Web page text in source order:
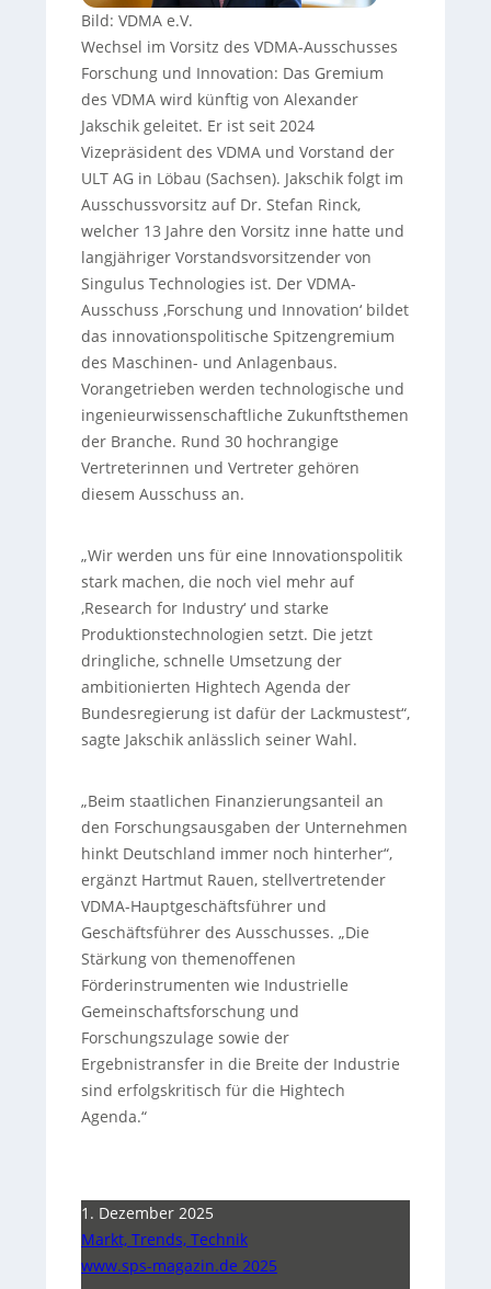
Bild: VDMA e.V.
Wechsel im Vorsitz des VDMA-Ausschusses
Forschung und Innovation: Das Gremium
des VDMA wird künftig von Alexander
Jakschik geleitet. Er ist seit 2024
Vizepräsident des VDMA und Vorstand der
ULT AG in Löbau (Sachsen). Jakschik folgt im
Ausschussvorsitz auf Dr. Stefan Rinck,
welcher 13 Jahre den Vorsitz inne hatte und
langjähriger Vorstandsvorsitzender von
Singulus Technologies ist. Der VDMA-
Ausschuss ‚Forschung und Innovation‘ bildet
das innovationspolitische Spitzengremium
des Maschinen- und Anlagenbaus.
Vorangetrieben werden technologische und
ingenieurwissenschaftliche Zukunftsthemen
der Branche. Rund 30 hochrangige
Vertreterinnen und Vertreter gehören
diesem Ausschuss an.
„Wir werden uns für eine Innovationspolitik
stark machen, die noch viel mehr auf
‚Research for Industry‘ und starke
Produktionstechnologien setzt. Die jetzt
dringliche, schnelle Umsetzung der
ambitionierten Hightech Agenda der
Bundesregierung ist dafür der Lackmustest“,
sagte Jakschik anlässlich seiner Wahl.
„Beim staatlichen Finanzierungsanteil an
den Forschungsausgaben der Unternehmen
hinkt Deutschland immer noch hinterher“,
ergänzt Hartmut Rauen, stellvertretender
VDMA-Hauptgeschäftsführer und
Geschäftsführer des Ausschusses. „Die
Stärkung von themenoffenen
Förderinstrumenten wie Industrielle
Gemeinschaftsforschung und
Forschungszulage sowie der
Ergebnistransfer in die Breite der Industrie
sind erfolgskritisch für die Hightech
Agenda.“
1. Dezember 2025
Markt, Trends, Technik
www.sps-magazin.de 2025